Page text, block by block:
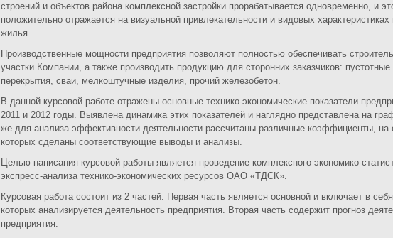
строений и объектов района комплексной застройки прорабатывается одновременно, и
положительно отражается на визуальной привлекательности и видовых характеристиках
жилья.
Производственные мощности предприятия позволяют полностью обеспечивать
участки Компании, а также производить продукцию для сторонних заказчиков:
перекрытия, сваи, мелкоштучные изделия, прочий железобетон.
В данной курсовой работе отражены основные технико-экономические показатели
2011 и 2012 годы. Выявлена динамика этих показателей и наглядно представлена на
же для анализа эффективности деятельности рассчитаны различные коэффициенты, на
которых сделаны соответствующие выводы и анализы.
Целью написания курсовой работы является проведение комплексного экономико-
экспресс-анализа технико-экономических ресурсов ОАО «ТДСК».
Курсовая работа состоит из 2 частей. Первая часть является основной и включает в
которых анализируется деятельность предприятия. Вторая часть содержит прогноз
предприятия.